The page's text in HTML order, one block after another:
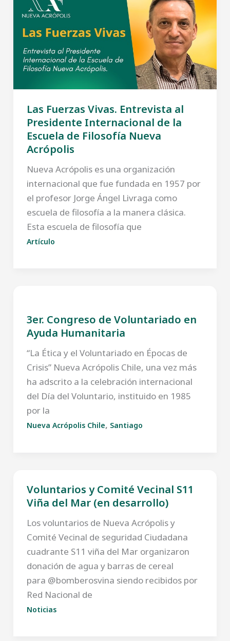
Las Fuerzas Vivas. Entrevista al
Presidente Internacional de la
Escuela de Filosofía Nueva
Acrópolis
Nueva Acrópolis es una organización
internacional que fue fundada en 1957 por
el profesor Jorge Ángel Livraga como
escuela de filosofía a la manera clásica.
Esta escuela de filosofía que
Artículo
3er. Congreso de Voluntariado en
Ayuda Humanitaria
“La Ética y el Voluntariado en Épocas de
Crisis” Nueva Acrópolis Chile, una vez más
ha adscrito a la celebración internacional
del Día del Voluntario, instituido en 1985
por la
Nueva Acrópolis Chile, Santiago
Voluntarios y Comité Vecinal S11
Viña del Mar (en desarrollo)
Los voluntarios de Nueva Acrópolis y
Comité Vecinal de seguridad Ciudadana
cuadrante S11 viña del Mar organizaron
donación de agua y barras de cereal
para @bomberosvina siendo recibidos por
Red Nacional de
Noticias